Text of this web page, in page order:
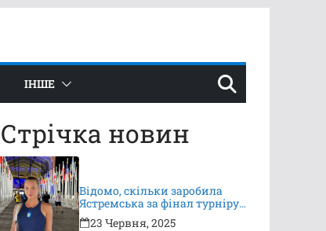
ІНШЕ
Стрічка новин
Відомо, скільки заробила
Ястремська за фінал турніру
в Ноттінгемі
23 Червня, 2025